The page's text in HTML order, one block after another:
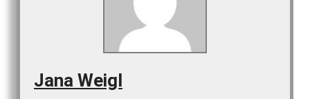
Jana Weigl